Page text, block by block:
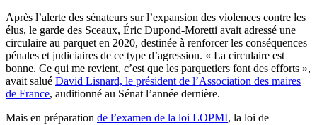
Après l’alerte des sénateurs sur l’expansion des violences contre les
élus, le garde des Sceaux, Éric Dupond-Moretti avait adressé une
circulaire au parquet en 2020, destinée à renforcer les conséquences
pénales et judiciaires de ce type d’agression. « La circulaire est
bonne. Ce qui me revient, c’est que les parquetiers font des efforts »,
avait salué David Lisnard, le président de l’Association des maires
de France, auditionné au Sénat l’année dernière.
Mais en préparation de l’examen de la loi LOPMI, la loi de